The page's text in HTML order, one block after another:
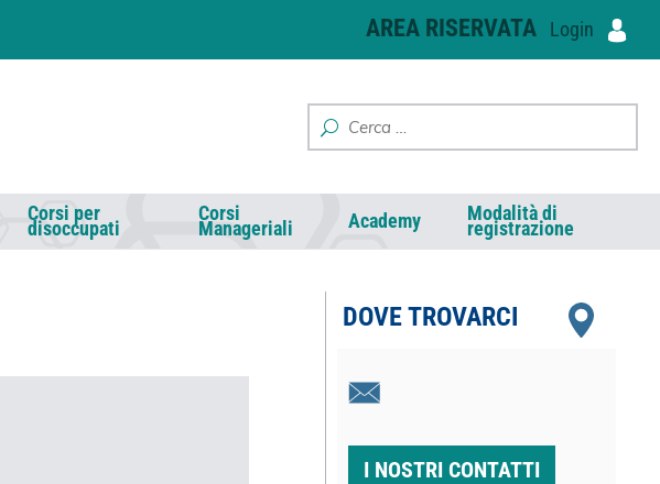
AREA RISERVATA Login
Corsi per
disoccupati
Corsi
Manageriali Academy Modalità di
registrazione
DOVE TROVARCI
I NOSTRI CONTATTI